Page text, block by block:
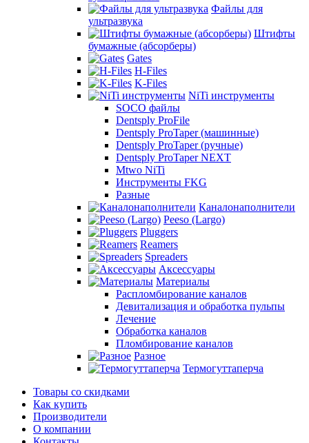
Файлы для
ультразвука
Штифты
бумажные (абсорберы)
Gates
H-Files
K-Files
NiTi инструменты
SOCO файлы
Dentsply ProFile
Dentsply ProTaper (машинные)
Dentsply ProTaper (ручные)
Dentsply ProTaper NEXT
Mtwo NiTi
Инструменты FKG
Разные
Каналонаполнители
Peeso (Largo)
Pluggers
Reamers
Spreaders
Аксессуары
Материалы
Распломбирование каналов
Девитализация и обработка пульпы
Лечение
Обработка каналов
Пломбирование каналов
Разное
Термогуттаперча
Товары со скидками
Как купить
Производители
О компании